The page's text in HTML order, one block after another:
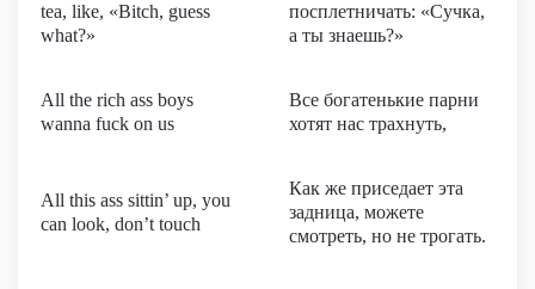
tea, like, «Bitch, guess
what?»
посплетничать: «Сучка,
а ты знаешь?»
All the rich ass boys
wanna fuck on us
Все богатенькие парни
хотят нас трахнуть,
All this ass sittin’ up, you
can look, don’t touch
Как же приседает эта
задница, можете
смотреть, но не трогать.